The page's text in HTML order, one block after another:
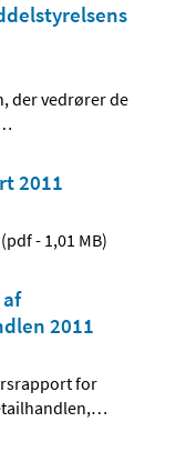
der vedrører de
2011
- 1,01 MB)
2011
for
…